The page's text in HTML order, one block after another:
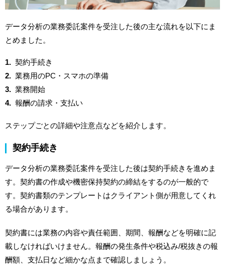
データ分析の業務委託案件を受注した後の主な流れを以下にま
とめました。
契約手続き
業務用のPC・スマホの準備
業務開始
報酬の請求・支払い
ステップごとの詳細や注意点などを紹介します。
契約手続き
データ分析の業務委託案件を受注した後は契約手続きを進めま
す。契約書の作成や機密保持契約の締結をするのが一般的で
す。契約書類のテンプレートはクライアント側が用意してくれ
る場合があります。
契約書には業務の内容や責任範囲、期間、報酬などを明確に記
載しなければいけません。報酬の発生条件や税込み/税抜きの報
酬額、支払日など細かな点まで確認しましょう。